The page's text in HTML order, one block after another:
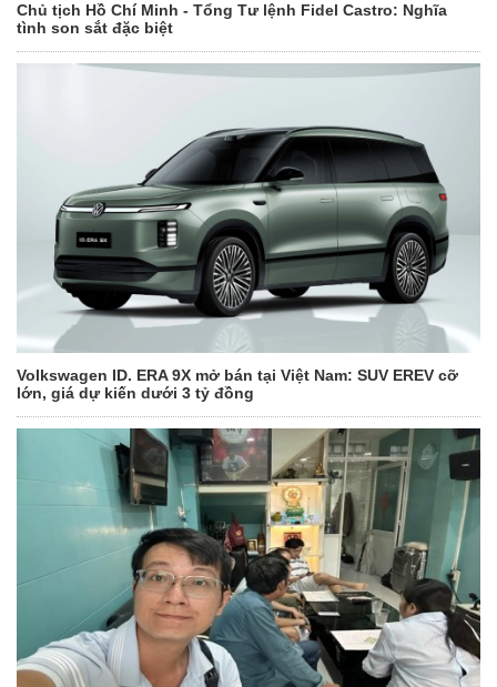
Chủ tịch Hồ Chí Minh - Tổng Tư lệnh Fidel Castro: Nghĩa
tình son sắt đặc biệt
Volkswagen ID. ERA 9X mở bán tại Việt Nam: SUV EREV cỡ
lớn, giá dự kiến dưới 3 tỷ đồng